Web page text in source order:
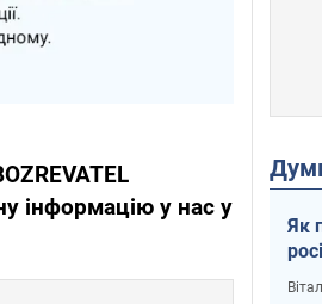
інформацію у нас у
Як